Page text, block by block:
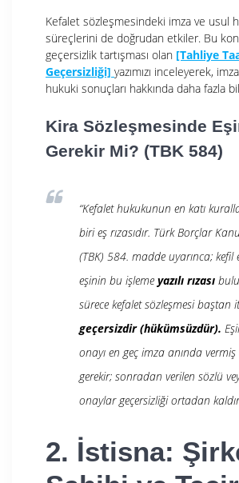
Kefalet sözleşmesindeki imza ve usul
süreçlerini de doğrudan etkiler. Bu
geçersizlik tartışması olan [Tahliye
Geçersizliği] yazımızı inceleyerek,
hukuki sonuçları hakkında daha fazla
Kira Sözleşmesinde
Gerekir Mi? (TBK 584)
“Kefalet hukukunun en katı
biri eş rızasıdır. Türk Borçlar
(TBK) 584. madde uyarınca; kefil
eşinin bu işleme yazılı rızası
sürece kefalet sözleşmesi baştan
geçersizdir (hükümsüzdür).
onayı en geç imza anında vermiş
gerekir; sonradan verilen sözlü
onaylar geçersizliği ortadan
2. İstisna: